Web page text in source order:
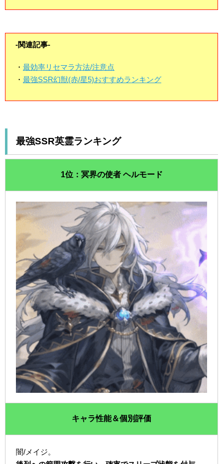
-関連記事-
・ 最効率リセマラ方法/注意点
・ 最強SSR幻獣(赤/星5)おすすめランキング
最強SSR英霊ランキング
1位：冥界の使者 ヘルモード
キャラ性能＆個別評価
闇/メイジ。